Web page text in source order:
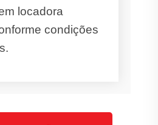
locadora
condições